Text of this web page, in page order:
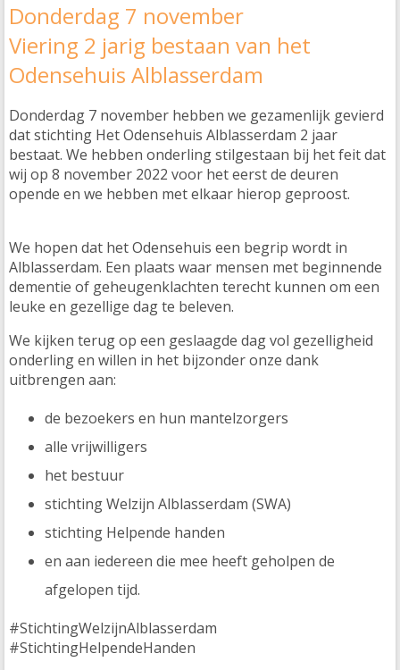
Donderdag 7 november
Viering 2 jarig bestaan van het
Odensehuis Alblasserdam
Donderdag 7 november hebben we gezamenlijk gevierd
dat stichting Het Odensehuis Alblasserdam 2 jaar
bestaat. We hebben onderling stilgestaan bij het feit dat
wij op 8 november 2022 voor het eerst de deuren
opende en we hebben met elkaar hierop geproost.
We hopen dat het Odensehuis een begrip wordt in
Alblasserdam. Een plaats waar mensen met beginnende
dementie of geheugenklachten terecht kunnen om een
leuke en gezellige dag te beleven.
We kijken terug op een geslaagde dag vol gezelligheid
onderling en willen in het bijzonder onze dank
uitbrengen aan:
de bezoekers en hun mantelzorgers
alle vrijwilligers
het bestuur
stichting Welzijn Alblasserdam (SWA)
stichting Helpende handen
en aan iedereen die mee heeft geholpen de
afgelopen tijd.
#StichtingWelzijnAlblasserdam
#StichtingHelpendeHanden